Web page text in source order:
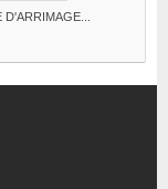
D'ARRIMAGE...